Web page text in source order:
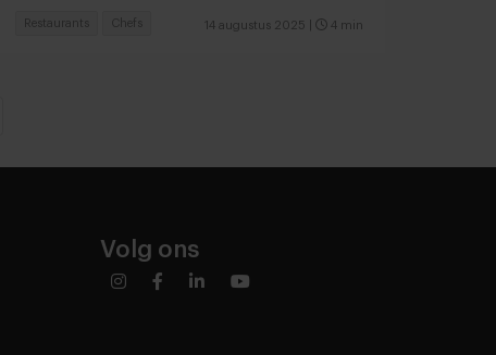
14 augustus 2025 4 min
Restaurants Chefs
Volg ons